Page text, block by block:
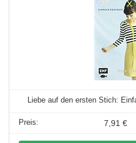
Liebe auf den ersten Stich:
7,91 €